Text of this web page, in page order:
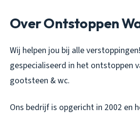
Over Ontstoppen
Wij helpen jou bij alle
gespecialiseerd in het ontstoppen
gootsteen & wc.
Ons bedrijf is opgericht in 2002 en